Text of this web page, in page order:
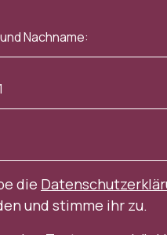
die
und stimme ihr zu.